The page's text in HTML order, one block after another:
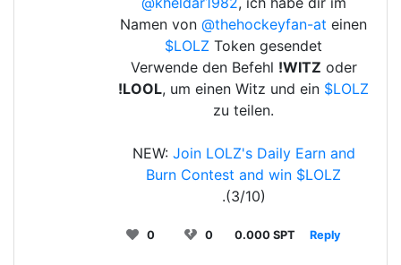
Namen von @thehockeyfan-at einen
$LOLZ Token gesendet
Verwende den Befehl !WITZ oder
!LOOL, um einen Witz und ein $LOLZ
zu teilen.
NEW: Join LOLZ's Daily Earn and
Burn Contest and win $LOLZ
.(3/10)
0 0 0.000 SPT Reply